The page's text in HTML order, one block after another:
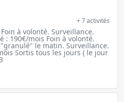
+ 7 activités
à volonté. Surveillance.
: 190€/mois Foin à volonté.
le matin. Surveillance.
Sortis tous les jours ( le jour